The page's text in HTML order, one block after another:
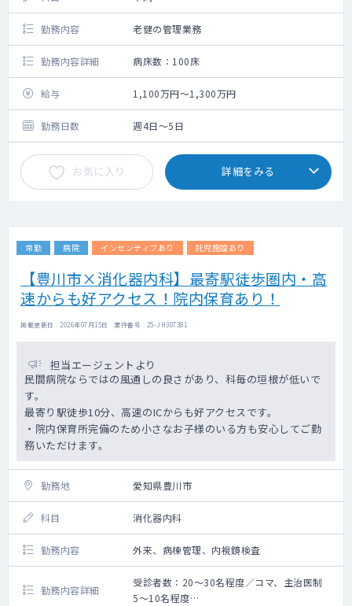
勤務内容 老健の管理業務
勤務内容詳細 病床数：100床
給与 1,100万円～1,300万円
勤務日数 週4日～5日
お気に入り 詳細をみる
常勤 病院 インセンティブあり 託児施設あり
【豊川市×消化器内科】最寄駅徒歩圏内・高
速からも好アクセス！院内保育あり！
掲載更新日 : 2026年07月15日 案件番号 : 25-JH307381
担当エージェントより
民間病院ならではの風通しの良さがあり、科毎の垣根が低いで
す。
最寄り駅徒歩10分、高速のICからも好アクセスです。
・院内保育所完備のため小さなお子様のいる方も安心してご勤
務いただけます。
勤務地 愛知県豊川市
科目 消化器内科
勤務内容 外来、病棟管理、内視鏡検査
勤務内容詳細
受診者数：20～30名程度／コマ、主治医制
5～10名程度